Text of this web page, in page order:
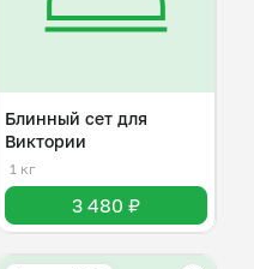
Блинный сет для
Виктории
1 кг
3 480 ₽